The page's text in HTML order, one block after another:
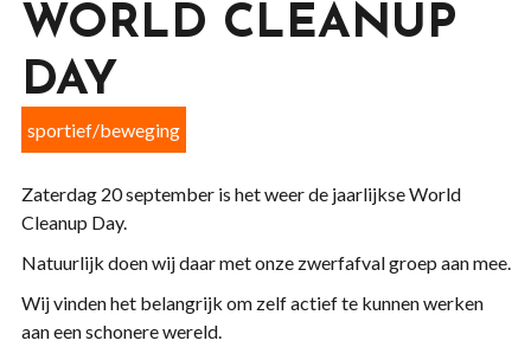
WORLD CLEANUP
DAY
sportief/beweging
Zaterdag 20 september is het weer de jaarlijkse World
Cleanup Day.
Natuurlijk doen wij daar met onze zwerfafval groep aan mee.
Wij vinden het belangrijk om zelf actief te kunnen werken
aan een schonere wereld.